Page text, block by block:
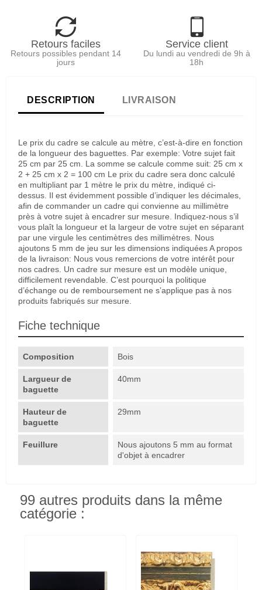
Retours faciles
Retours possibles pendant 14
jours
Service client
Du lundi au vendredi de 9h à
18h
DESCRIPTION LIVRAISON
Le prix du cadre se calcule au mètre, c’est-à-dire en fonction
de la longueur des baguettes. Par exemple: Votre sujet fait
25 cm par 25 cm. La somme se calcule comme suit: 25 cm x
2 + 25 cm x 2 = 100 cm Le prix du cadre sera donc calculé
en multipliant par 1 mètre le prix du mètre, indiqué ci-
dessus. Il est évidemment possible d’indiquer les décimales,
afin de commander un cadre qui convienne au millimètre
près à votre sujet à encadrer sur mesure. Indiquez-nous s’il
vous plaît la longueur et la largeur de votre sujet en séparant
par une virgule les centimètres des millimètres. Nous
ajoutons 5 mm de jeu sur les dimensions indiquées A propos
de la livraison: Nous vous remercions de votre intérêt pour
nos cadres. Un cadre sur mesure est un modèle unique,
difficilement revendable. C’est pourquoi la politique
d’échange ou de remboursement ne s’applique pas à nos
produits fabriqués sur mesure.
Fiche technique
Composition Bois
Largueur de
baguette
40mm
Hauteur de
baguette
29mm
Feuillure
Nous ajoutons 5 mm au format
d'objet à encadrer
99 autres produits dans la même
catégorie :